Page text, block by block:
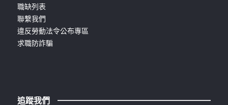
職缺列表
聯繫我們
違反勞動法令公布專區
求職防詐騙
追蹤我們